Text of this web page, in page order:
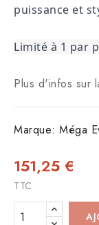
puissance et
Limité à 1 par
Plus d'infos sur
Marque: Méga
151,25 €
TTC